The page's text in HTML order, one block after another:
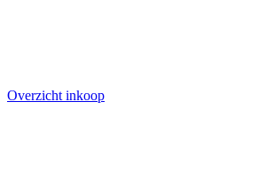
Overzicht inkoop